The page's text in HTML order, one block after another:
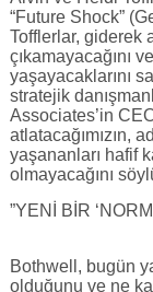
“Future Shock”
Tofflerlar, giderek
çıkamayacağını
yaşayacaklarını
stratejik
Associates’in
atlatacağımızın,
yaşananları hafif
olmayacağını
”YENİ BİR
Bothwell, bugün
olduğunu ve ne